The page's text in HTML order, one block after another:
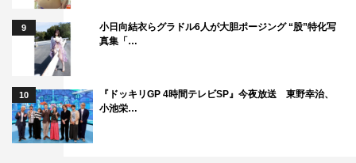
9
小日向結衣らグラドル6人が大胆ポージング “股”特化写
真集「…
10
『ドッキリGP 4時間テレビSP』今夜放送 東野幸治、
小池栄…